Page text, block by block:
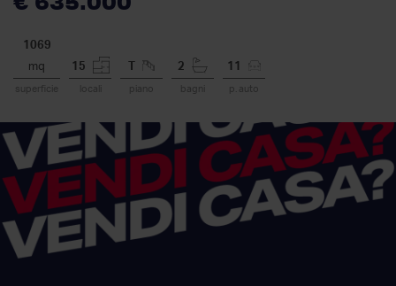
1069
mq
superficie
15
locali piano
2
bagni
11
p. auto